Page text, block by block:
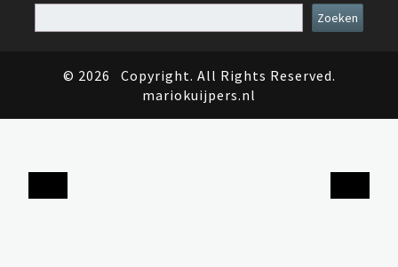
Zoeken
© 2026
Copyright. All Rights Reserved.
mariokuijpers.nl